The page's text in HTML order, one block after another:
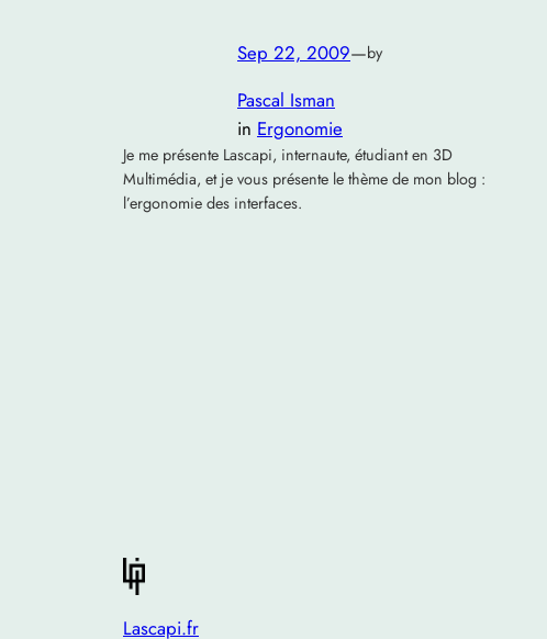
Sep 22, 2009—by
Pascal Isman
in Ergonomie
Je me présente Lascapi, internaute, étudiant en 3D
Multimédia, et je vous présente le thème de mon blog :
l’ergonomie des interfaces.
Lascapi.fr